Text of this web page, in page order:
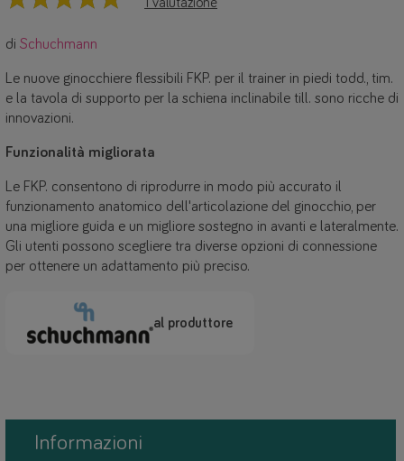
1 valutazione
di Schuchmann
Le nuove ginocchiere flessibili FKP. per il trainer in piedi todd., tim.
e la tavola di supporto per la schiena inclinabile till. sono ricche di
innovazioni.
Funzionalità migliorata
Le FKP. consentono di riprodurre in modo più accurato il
funzionamento anatomico dell'articolazione del ginocchio, per
una migliore guida e un migliore sostegno in avanti e lateralmente.
Gli utenti possono scegliere tra diverse opzioni di connessione
per ottenere un adattamento più preciso.
al produttore
Informazioni